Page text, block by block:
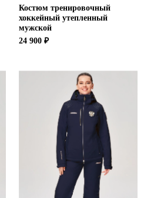
Костюм тренировочный
хоккейный утепленный
мужской
24 900 ₽